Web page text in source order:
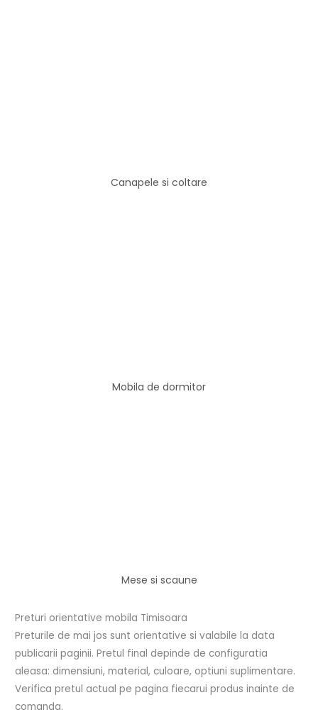
Canapele si coltare
Mobila de dormitor
Mese si scaune
Preturi orientative mobila Timisoara
Preturile de mai jos sunt orientative si valabile la data
publicarii paginii. Pretul final depinde de configuratia
aleasa: dimensiuni, material, culoare, optiuni suplimentare.
Verifica pretul actual pe pagina fiecarui produs inainte de
comanda.